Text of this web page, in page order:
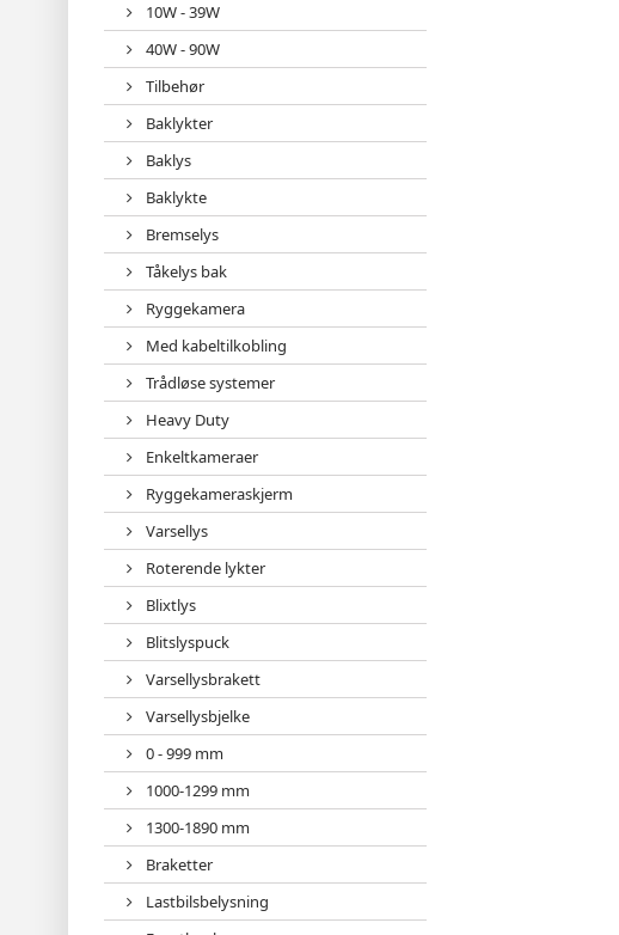
10W - 39W
40W - 90W
Tilbehør
Baklykter
Baklys
Baklykte
Bremselys
Tåkelys bak
Ryggekamera
Med kabeltilkobling
Trådløse systemer
Heavy Duty
Enkeltkameraer
Ryggekameraskjerm
Varsellys
Roterende lykter
Blixtlys
Blitslyspuck
Varsellysbrakett
Varsellysbjelke
0 - 999 mm
1000-1299 mm
1300-1890 mm
Braketter
Lastbilsbelysning